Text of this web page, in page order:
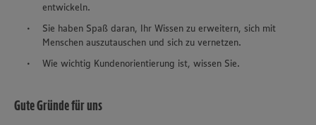
entwickeln.
Sie haben Spaß daran, Ihr Wissen zu erweitern, sich mit
Menschen auszutauschen und sich zu vernetzen.
Wie wichtig Kundenorientierung ist, wissen Sie.
Gute Gründe für uns